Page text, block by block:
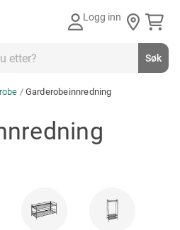
Logg inn
Søk
Garderobeinnredning